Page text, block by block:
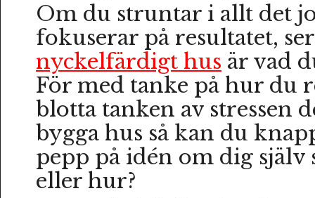
Om du struntar i allt det
fokuserar på resultatet,
nyckelfärdigt hus är vad
För med tanke på hur du
blotta tanken av stressen
bygga hus så kan du
pepp på idén om dig själv
eller hur?